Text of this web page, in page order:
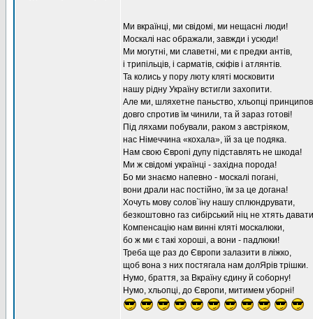
Ми вкраїнці, ми свідомі, ми нещасні люди!
Москалі нас ображали, завжди і усюди!
Ми могутні, ми славетні, ми є предки антів,
і трипільців, і сарматів, скіфів і атлянтів.
Та колись у пору люту кляті московити
нашу рідну Україну встигли захопити.
Але ми, шляхетне паньство, хльопці
довго спротив їм чинили, та й зараз готові!
Під ляхами побували, раком з австріяком,
нас Німеччина «кохала», їй за це подяка.
Нам свою Європі дупу підставлять не шкода!
Ми ж свідомі українці - західна порода!
Бо ми знаємо напевно - москалі погані,
вони драли нас постійно, їм за це догана!
Хочуть мову солов`їну нашу сплюндрувати,
безкоштовно газ сибірський ніц не хтять
Компенсацію нам винні кляті москалюки,
бо ж ми є такі хороші, а вони - падлюки!
Треба ще раз до Європи залазити в ліжко,
щоб вона з них постягала нам долЯрів трішки.
Нумо, браття, за Вкраїну єдину й соборну!
Нумо, хльопці, до Європи, митимем уборні!